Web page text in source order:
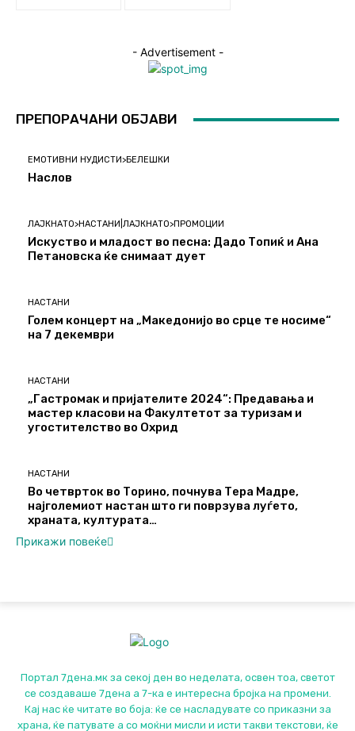
- Advertisement -
ПРЕПОРАЧАНИ ОБЈАВИ
ЕМОТИВНИ НУДИСТИ>БЕЛЕШКИ
Наслов
ЛАЈКНАТО>НАСТАНИ|ЛАЈКНАТО>ПРОМОЦИИ
Искуство и младост во песна: Дадо Топиќ и Ана
Петановска ќе снимаат дует
НАСТАНИ
Голем концерт на „Македонијо во срце те носиме“
на 7 декември
НАСТАНИ
„Гастромак и пријателите 2024“: Предавања и
мастер класови на Факултетот за туризам и
угостителство во Охрид
НАСТАНИ
Во четврток во Торино, почнува Тера Мадре,
најголемиот настан што ги поврзува луѓето,
храната, културата…
Прикажи повеќе
Портал 7дена.мк за секој ден во неделата, освен тоа, светот
се создаваше 7дена а 7-ка е интересна бројка на промени.
Кај нас ќе читате во боја: ќе се насладувате со приказни за
храна, ќе патувате а со моќни мисли и исти такви текстови, ќе